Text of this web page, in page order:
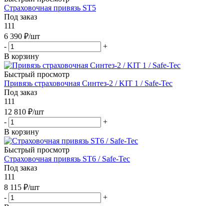
Страховочная привязь ST5
Под заказ
111
6 390 ₽/шт
-
+
В корзину
Быстрый просмотр
Привязь страховочная Синтез-2 / KIT 1 / Safe-Tec
Под заказ
111
12 810 ₽/шт
-
+
В корзину
Быстрый просмотр
Страховочная привязь ST6 / Safe-Tec
Под заказ
111
8 115 ₽/шт
-
+